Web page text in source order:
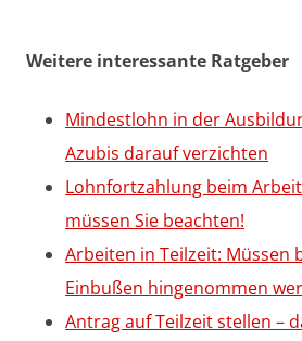
Weitere interessante Ratgeber
Mindestlohn in der
Azubis darauf verzichten
Lohnfortzahlung beim
müssen Sie beachten!
Arbeiten in Teilzeit: Müssen
Einbußen hingenommen
Antrag auf Teilzeit stellen –